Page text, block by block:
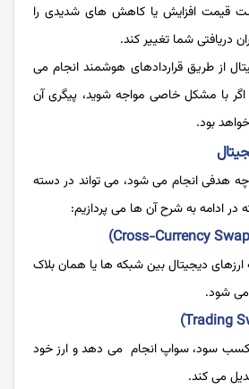
قیمت افزایش یا کاهش های شدیدی را
دریافتی شما تغییر کند.
از طریق قراردادهای هوشمند انجام می
اگر با مشکل خاصی مواجه شوید، پیگری آن
بود.
چه هدفی انجام می شود، می تواند در دسته
در ادامه به شرح آن ها می پردازیم:
ارزهای دیجیتال بین شبکه ها یا همان بلاک
شود.
سود، سواپ انجام می دهد و ارز خود
می کند.